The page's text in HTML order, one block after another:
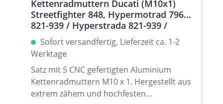
Kettenradmuttern Ducati (M10x1)
Streetfighter 848, Hypermotrad 796-
821-939 / Hyperstrada 821-939 /
Desmosedici RR, 5 | silber
Sofort versandfertig, Lieferzeit ca. 1-2
Werktage
Satz mit 5 CNC gefertigten Aluminium
Kettenradmuttern M10 x 1. Hergestellt aus
extrem zähem und hochfesten